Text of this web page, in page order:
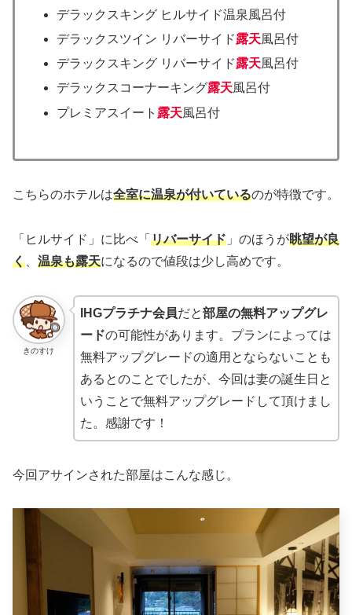
デラックスキング ヒルサイド温泉風呂付
デラックスツイン リバーサイド露天風呂付
デラックスキング リバーサイド露天風呂付
デラックスコーナーキング露天風呂付
プレミアスイート 露天風呂付
こちらのホテルは全室に温泉が付いているのが特徴です。
「ヒルサイド」に比べ「 リバーサイド 」のほうが眺望が良
く
温泉も露天になるので値段は少し高めです。
きのすけ
IHGプラチナ会員だと部屋の無料アップグレ
ードの可能性があります。プランによっては
無料アップグレードの適用とならないことも
あるとのことでしたが、今回は妻の誕生日と
いうことで無料アップグレードして頂けまし
た。感謝です！
今回アサインされた部屋はこんな感じ。